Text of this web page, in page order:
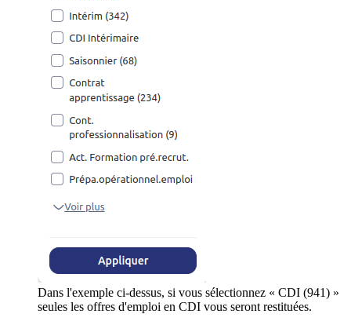
Dans l'exemple ci-dessus, si vous sélectionnez « CDI (941) »
seules les offres d'emploi en CDI vous seront restituées.